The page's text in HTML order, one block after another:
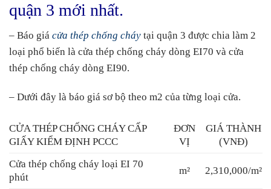
quận 3 mới nhất.
– Báo giá cửa thép chống cháy tại quận 3 được chia làm 2
loại phổ biến là cửa thép chống cháy dòng EI70 và cửa
thép chống cháy dòng EI90.
– Dưới đây là báo giá sơ bộ theo m2 của từng loại cửa.
CỬA THÉP CHỐNG CHÁY CẤP
GIẤY KIỂM ĐỊNH PCCC
ĐƠN
VỊ
GIÁ THÀNH
(VNĐ)
Cửa thép chống cháy loại EI 70
phút
m² 2,310,000/m²